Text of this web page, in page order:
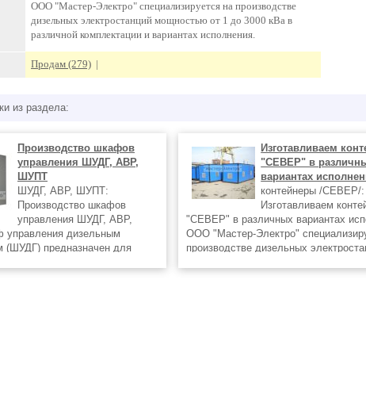
ООО "Мастер-Электро" специализируется на производстве
дизельных электростанций мощностью от 1 до 3000 кВа в
различной комплектации и вариантах исполнения.
Продам (279) |
из раздела:
Производство шкафов
управления ШУДГ, АВР,
ШУПТ
ШУДГ, АВР, ШУПТ:
Производство шкафов
управления ШУДГ, АВР,
дизельным
(ШУДГ) предназначен для
Изготавливаем
"СЕВЕР" в
вариантах
контейнеры /СЕВЕР/:
Изготавливаем
"СЕВЕР" в различных вариантах
ООО "Мастер-Электро"
производстве дизельных